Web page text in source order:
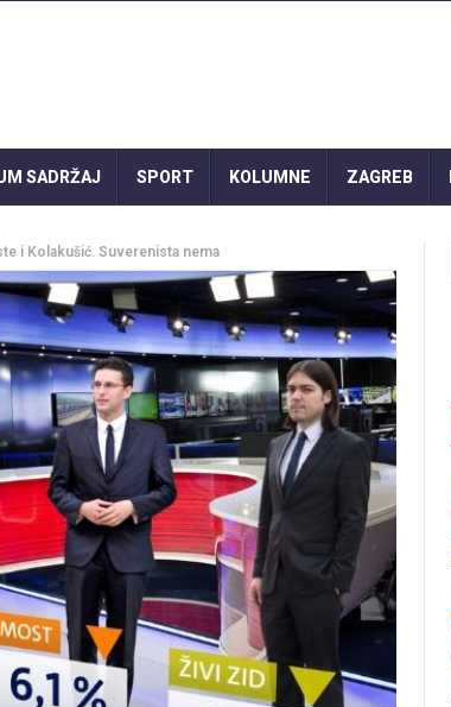
SADRŽAJ SPORT KOLUMNE ZAGREB
i Kolakušić. Suverenista nema